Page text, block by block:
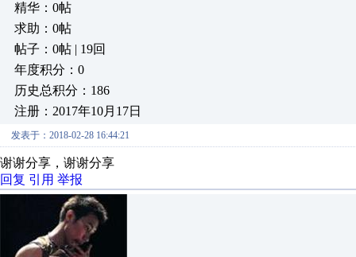
精华：0帖
求助：0帖
帖子：0帖 | 19回
年度积分：0
历史总积分：186
注册：2017年10月17日
发表于：2018-02-28 16:44:21
谢谢分享，谢谢分享
回复 引用 举报